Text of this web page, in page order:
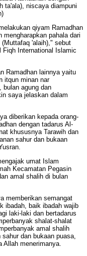
ta'ala), niscaya diampuni
qiyam Ramadhan
mengharapkan pahala dari
'alaih)," sebut
Fiqh International Islamic
Ramadhan lainnya yaitu
itqun minan nar
bulan agung dan
saya jelaskan dalam
diberikan kepada orang-
dengan tadarus Al-
khususnya Tarawih dan
sahur dan bukaan
umat Islam
Kecamatan Pegasin
amal shalih di bulan
memberikan semangat
ibadah, baik ibadah wajib
laki-laki dan bertadarus
shalat-shalat
amal shalih
dan bukaan puasa,
Allah menerimanya.